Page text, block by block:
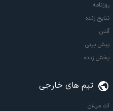
روزنامه
نتایج زنده
آنتن
پیش بینی
پخش زنده
تیم های خارجی
آث میلان